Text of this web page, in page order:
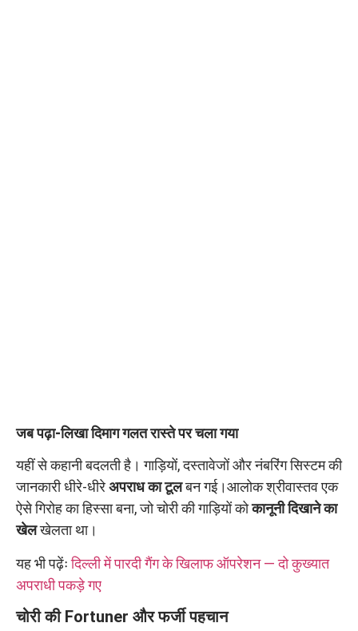
जब पढ़ा-लिखा दिमाग गलत रास्ते पर चला गया
यहीं से कहानी बदलती है। गाड़ियों, दस्तावेजों और नंबरिंग सिस्टम की
जानकारी धीरे-धीरेअपराध का टूलबन गई।आलोक श्रीवास्तव एक
ऐसे गिरोह का हिस्सा बना, जो चोरी की गाड़ियों कोकानूनी दिखाने का
खेलखेलता था।
यह भी पढ़ेंःदिल्ली में पारदी गैंग के खिलाफ ऑपरेशन — दो कुख्यात
अपराधी पकड़े गए
चोरी की Fortuner और फर्जी पहचान